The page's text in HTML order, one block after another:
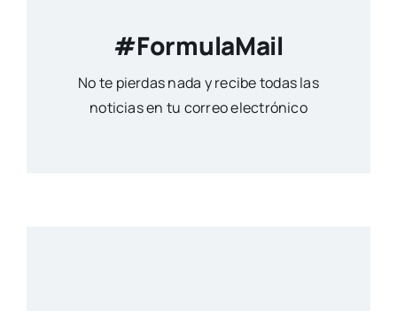
#FormulaMail
No te pierdas nada y recibe todas las
noticias en tu correo electrónico